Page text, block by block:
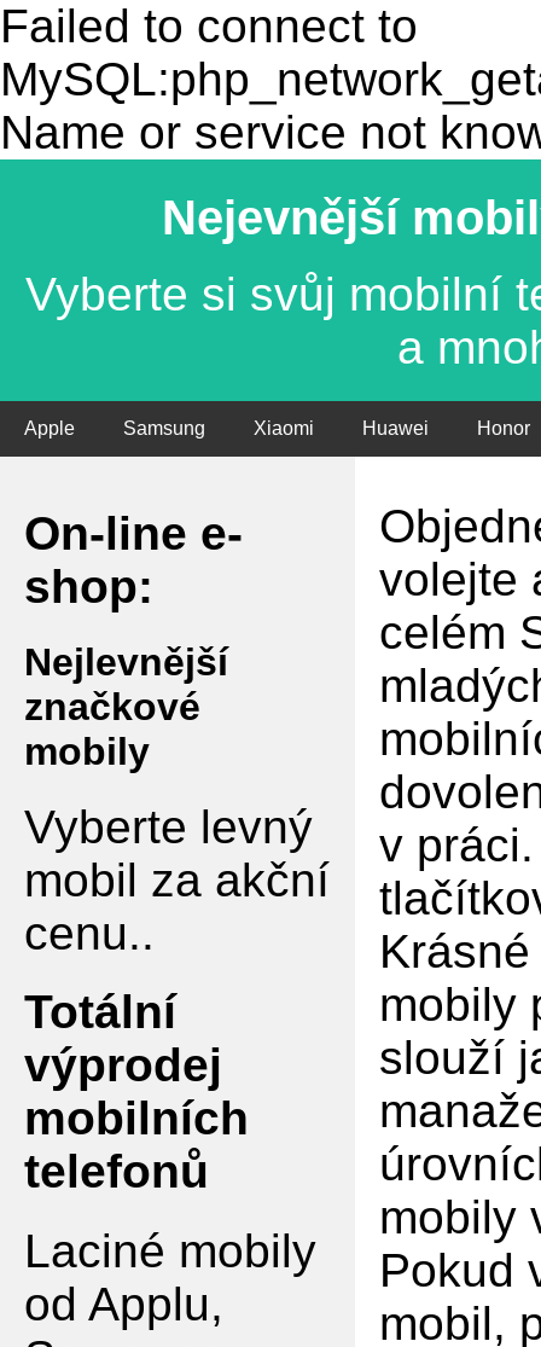
Failed to connect to
Name or service not
Nejevnější
Vyberte si svůj mobilní
a
Apple Samsung Xiaomi Huawei Honor
On-line e-
shop:
Nejlevnější
značkové
mobily
Vyberte levný
mobil za akční
cenu..
Totální
výprodej
mobilních
telefonů
Laciné mobily
od Applu,
volejte
celém
v
mobily
slouží
mobily
Pokud
mobil,